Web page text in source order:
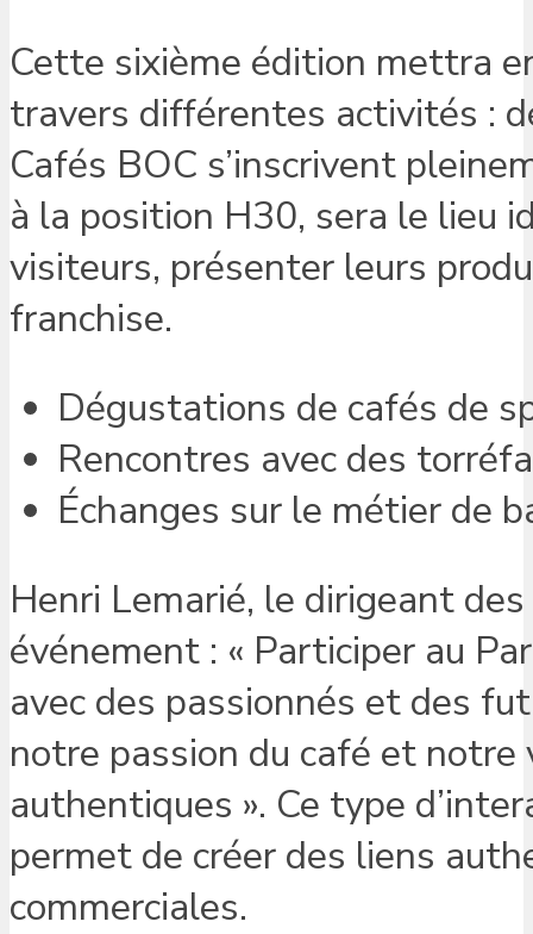
Cette sixième édition mettra
travers différentes activités :
Cafés BOC s’inscrivent
à la position H30, sera le lieu
visiteurs, présenter leurs
franchise.
Dégustations de cafés de
Rencontres avec des
Échanges sur le métier de
Henri Lemarié, le dirigeant
événement : « Participer au
avec des passionnés et des
notre passion du café et notre
authentiques ». Ce type
permet de créer des liens
commerciales.